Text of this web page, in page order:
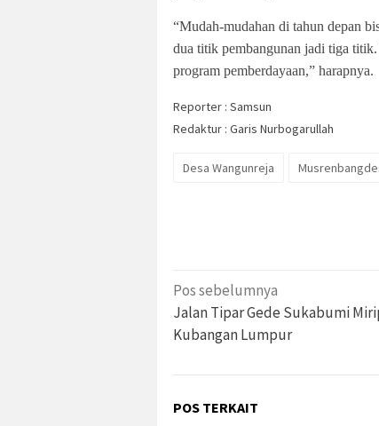
“Mudah-mudahan di tahun depan
dua titik pembangunan jadi tiga
program pemberdayaan,” harapnya.
Reporter : Samsun
Redaktur : Garis Nurbogarullah
Desa Wangunreja
Navigasi
pos
Pos sebelumnya
Jalan Tipar Gede Sukabumi
Kubangan Lumpur
POS TERKAIT